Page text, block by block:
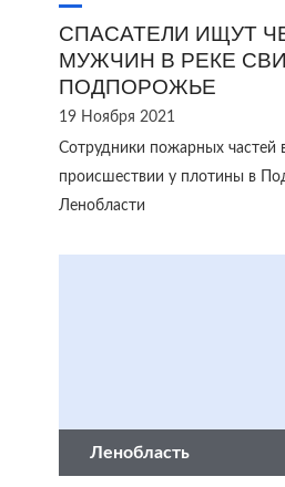
СПАСАТЕЛИ ИЩУТ
МУЖЧИН В РЕКЕ
ПОДПОРОЖЬЕ
19 Ноября 2021
Сотрудники пожарных частей
происшествии у плотины в
Ленобласти
Ленобласть